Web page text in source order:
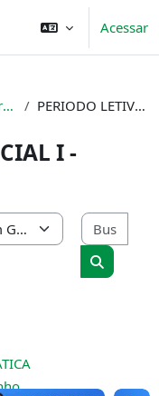
Acessar
Licenciatura em Geografia - 2ª Turma (Setembro de 2023) PERIODO LETIVO ESPECIAL I - VERAO 2025
I -
Buscar